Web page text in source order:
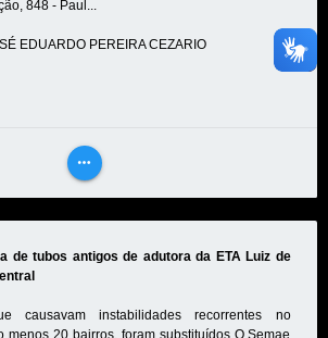
848 - Paul...
EDUARDO PEREIRA CEZARIO
more_horiz
VEJA
de tubos antigos de adutora da ETA Luiz de
causavam instabilidades recorrentes no
menos 20 bairros, foram substituídos O Semae